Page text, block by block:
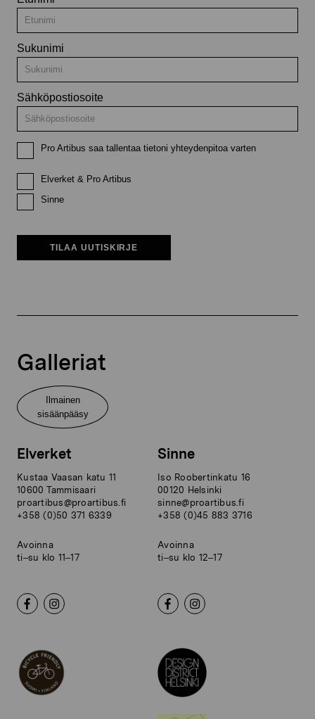
Sukunimi
Sähköpostiosoite
Pro Artibus saa tallentaa tietoni yhteydenpitoa varten
Elverket & Pro Artibus
Sinne
TILAA UUTISKIRJE
Galleriat
Ilmainen
sisäänpääsy
Elverket
Kustaa Vaasan katu 11
10600 Tammisaari
proartibus@proartibus.fi
+358 (0)50 371 6339
Avoinna
ti–su klo 11–17
Sinne
Iso Roobertinkatu 16
00120 Helsinki
sinne@proartibus.fi
+358 (0)45 883 3716
Avoinna
ti–su klo 12–17